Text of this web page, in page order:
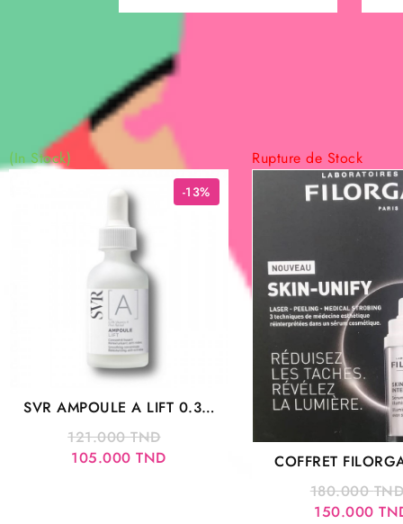
(In Stock)
-13%
SVR AMPOULE A LIFT 0.3%
CONCENTRE LISSANT 30ML
121.000TND
105.000TNDLe
Rupture de Stock
COFFRET
UNIFY
180.000TND
150.000